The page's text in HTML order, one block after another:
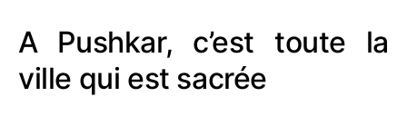
A Pushkar, c’est toute la
ville qui est sacrée